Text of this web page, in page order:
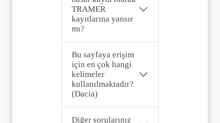
TRAMER
kayıtlarına yansır
mı?
Bu sayfaya erişim
için en çok hangi
kelimeler
kullanılmaktadır?
(Dacia)
Diğer sorularınız